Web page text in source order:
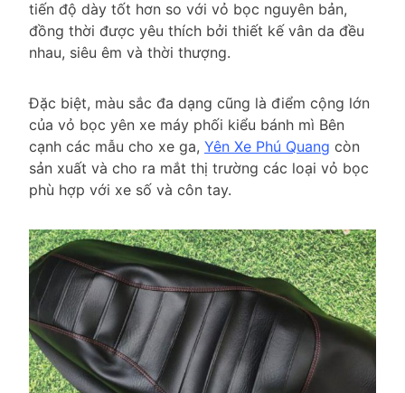
tiến độ dày tốt hơn so với vỏ bọc nguyên bản,
đồng thời được yêu thích bởi thiết kế vân da đều
nhau, siêu êm và thời thượng.
Đặc biệt, màu sắc đa dạng cũng là điểm cộng lớn
của vỏ bọc yên xe máy phối kiểu bánh mì Bên
cạnh các mẫu cho xe ga, Yên Xe Phú Quang còn
sản xuất và cho ra mắt thị trường các loại vỏ bọc
phù hợp với xe số và côn tay.